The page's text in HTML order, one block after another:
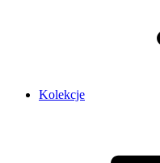
Kolekcje